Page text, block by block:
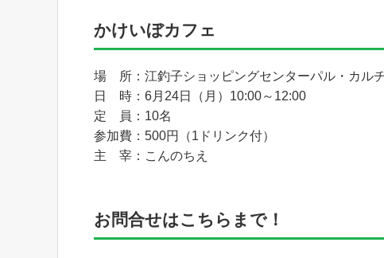
かけいぼカフェ
場 所：江釣子ショッピングセンターパル・カル
日 時：6月24日（月）10:00～12:00
定 員：10名
参加費：500円（1ドリンク付）
主 宰：こんのちえ
お問合せはこちらまで！